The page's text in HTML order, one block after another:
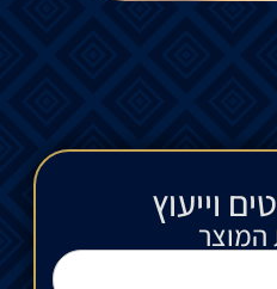
וייעוץ​
המוצר